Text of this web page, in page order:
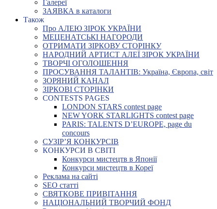
Галереї
ЗАЯВКА в каталоги
Також
Про АЛЕЮ ЗІРОК УКРАЇНИ
МЕЦЕНАТСЬКІ НАГОРОДИ
ОТРИМАТИ ЗІРКОВУ СТОРІНКУ
НАРОДНИЙ АРТИСТ АЛЕЇ ЗІРОК УКРАЇНИ
ТВОРЧІ ОГОЛОШЕННЯ
ПРОСУВАННЯ ТАЛАНТІВ: Україна, Європа, світ
ЗОРЯНИЙ КАНАЛ
ЗІРКОВІ СТОРІНКИ
CONTESTS PAGES
LONDON STARS contest page
NEW YORK STARLIGHTS contest page
PARIS: TALENTS D’EUROPE, page du
concours
СУЗІР’Я КОНКУРСІВ
КОНКУРСИ В СВІТІ
Конкурси мистецтв в Японії
Конкурси мистецтв в Кореї
Реклама на сайті
SEO статті
СВЯТКОВЕ ПРИВІТАННЯ
НАЦІОНАЛЬНИЙ ТВОРЧИЙ ФОНД